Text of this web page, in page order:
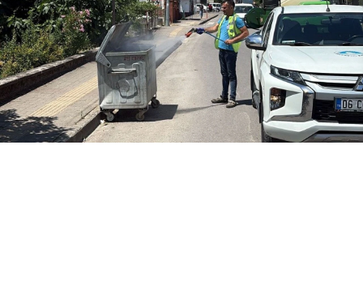
Sinema
Sivil Toplum
Siyaset
Spor